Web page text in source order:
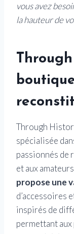
vous avez
la hauteur de
Through
spécialisée
passionnés
et aux
propose une
d’accessoires
inspirés de
permettant